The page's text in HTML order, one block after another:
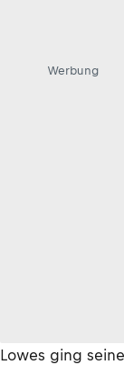
Werbung
Lowes ging